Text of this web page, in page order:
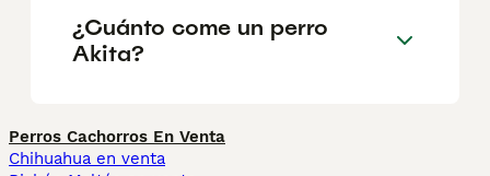
¿Cuánto come un perro
Akita?
Perros Cachorros En Venta
Chihuahua en venta